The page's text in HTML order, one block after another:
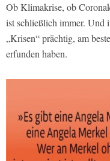
Ob Klimakrise, ob
ist schließlich immer. Und
„Krisen“ prächtig, am
erfunden haben.